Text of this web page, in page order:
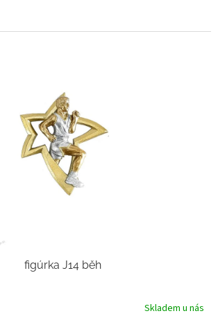
figúrka J14 běh
Skladem u nás